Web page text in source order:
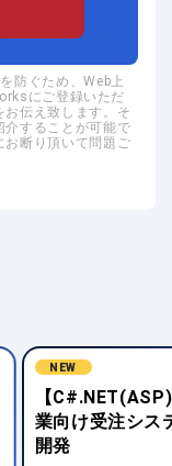
防ぐため、Web上
にご登録いただ
お伝え致します。そ
介することが可能で
お断り頂いて問題ご
【
ョン業務シ
構築